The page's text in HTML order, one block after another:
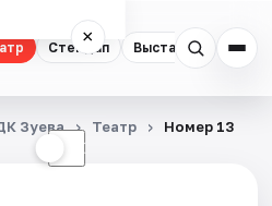
Стендап Выставки
×
☾
Зуева Театр Номер 13